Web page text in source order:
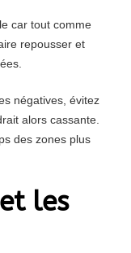
tout comme
repousser et
négatives, évitez
alors cassante.
des zones plus
les